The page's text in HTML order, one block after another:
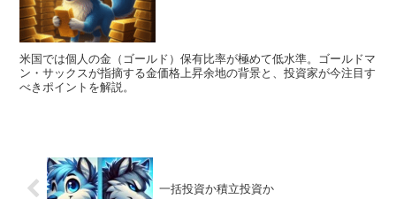
米国では個人の金（ゴールド）保有比率が極めて低水準。ゴールドマ
ン・サックスが指摘する金価格上昇余地の背景と、投資家が今注目す
べきポイントを解説。
一括投資か積立投資か